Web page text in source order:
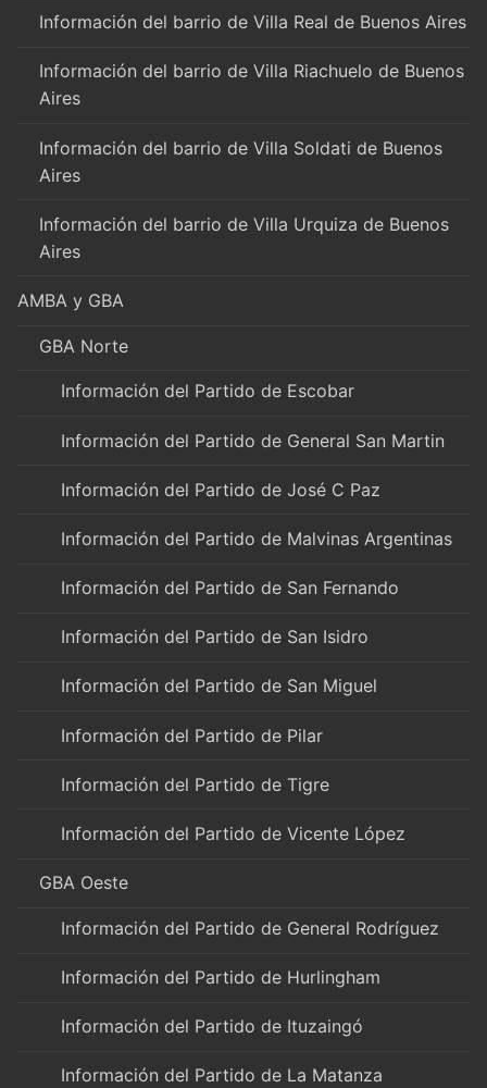
Información del barrio de Villa Real de Buenos Aires
Información del barrio de Villa Riachuelo de Buenos
Aires
Información del barrio de Villa Soldati de Buenos
Aires
Información del barrio de Villa Urquiza de Buenos
Aires
AMBA y GBA
GBA Norte
Información del Partido de Escobar
Información del Partido de General San Martin
Información del Partido de José C Paz
Información del Partido de Malvinas Argentinas
Información del Partido de San Fernando
Información del Partido de San Isidro
Información del Partido de San Miguel
Información del Partido de Pilar
Información del Partido de Tigre
Información del Partido de Vicente López
GBA Oeste
Información del Partido de General Rodríguez
Información del Partido de Hurlingham
Información del Partido de Ituzaingó
Información del Partido de La Matanza